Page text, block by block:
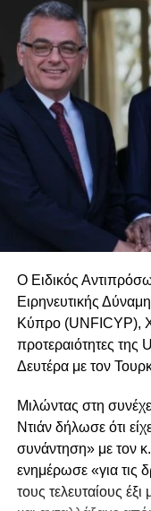
Ο Ειδικός
Ειρηνευτικής
Κύπρο (UNFICYP),
προτεραιότητες της
Δευτέρα με τον
Μιλώντας στη
Ντιάν δήλωσε ότι
συνάντηση» με τον
ενημέρωσε «για τις
τους τελευταίους